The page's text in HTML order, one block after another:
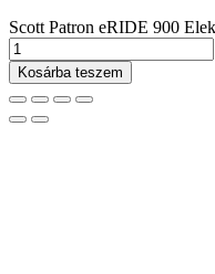
Scott Patron eRIDE 900
Kosárba teszem